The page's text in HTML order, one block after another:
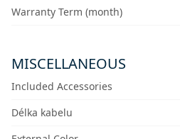
Warranty Term (month)
MISCELLANEOUS
Included Accessories
Délka kabelu